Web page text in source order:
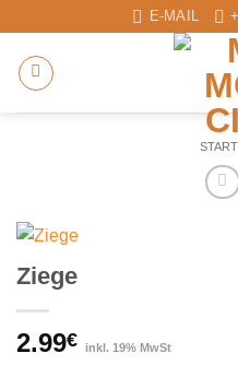
springen
E-MAIL
START
Ziege
2.99€ inkl. 19% MwSt